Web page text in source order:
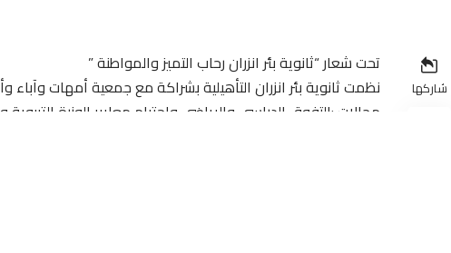
شاركها
تحت شعار “ثانوية بئر انزران رحاب التميز والمواطنة ”
نظمت ثانوية بئر انزران التأهيلية بشراكة مع جمعية أمهات وآباء
مجالات :التفوق الدراسي والرياضي واحترام معايير الوزرة